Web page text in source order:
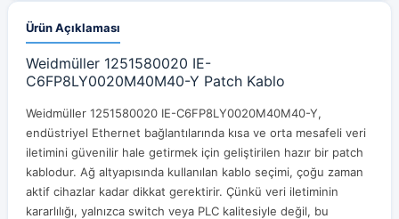
Ürün Açıklaması
Weidmüller 1251580020 IE-
C6FP8LY0020M40M40-Y Patch Kablo
Weidmüller 1251580020 IE-C6FP8LY0020M40M40-Y,
endüstriyel Ethernet bağlantılarında kısa ve orta mesafeli veri
iletimini güvenilir hale getirmek için geliştirilen hazır bir patch
kablodur. Ağ altyapısında kullanılan kablo seçimi, çoğu zaman
aktif cihazlar kadar dikkat gerektirir. Çünkü veri iletiminin
kararlılığı, yalnızca switch veya PLC kalitesiyle değil, bu